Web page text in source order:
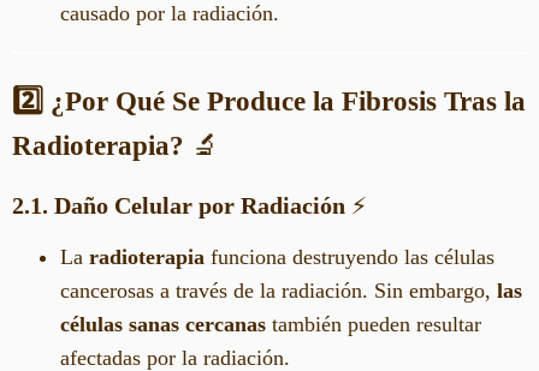
causado por la radiación.
2️⃣ ¿Por Qué Se Produce la Fibrosis Tras la
Radioterapia? 🔬
2.1. Daño Celular por Radiación ⚡
La radioterapia funciona destruyendo las células
cancerosas a través de la radiación. Sin embargo, las
células sanas cercanas también pueden resultar
afectadas por la radiación.